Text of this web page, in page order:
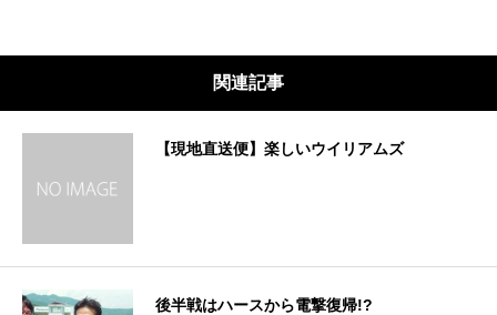
関連記事
【現地直送便】楽しいウイリアムズ
後半戦はハースから電撃復帰!?